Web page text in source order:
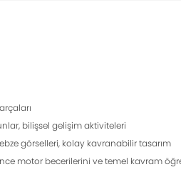
bilişsel gelişim aktiviteleri
görselleri, kolay kavranabilir tasarım
ince motor becerilerini ve temel kavram